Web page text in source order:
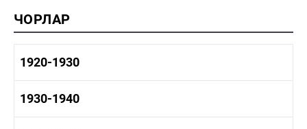
ЧОРЛАР
1920-1930
1920-1930 тарих
1920-1930 мәдәният
1930-1940